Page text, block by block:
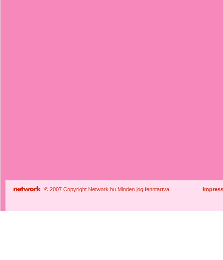
© 2007 Copyright Network.hu Minden jog fenntartva.